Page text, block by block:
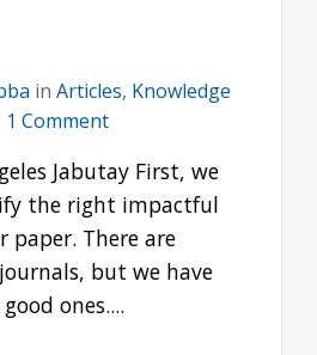
in Articles, Knowledge
1 Comment
Jabutay First, we
the right impactful
paper. There are
but we have
ones....